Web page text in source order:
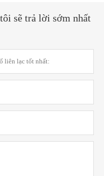
sẽ trả lời sớm nhất